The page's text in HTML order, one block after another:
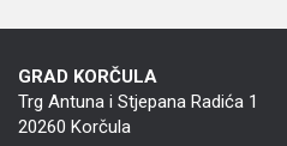
GRAD KORČULA
Trg Antuna i Stjepana Radića 1
20260 Korčula